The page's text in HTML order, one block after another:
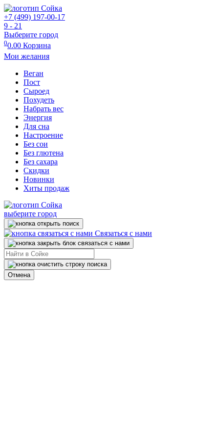
+7 (499) 197-00-17
9 - 21
Выберите город
00.00 Корзина
Мои желания
Веган
Пост
Сыроед
Похудеть
Набрать вес
Энергия
Для сна
Настроение
Без сои
Без глютена
Без сахара
Скидки
Новинки
Хиты продаж
выберите город
Связаться с нами
Отмена